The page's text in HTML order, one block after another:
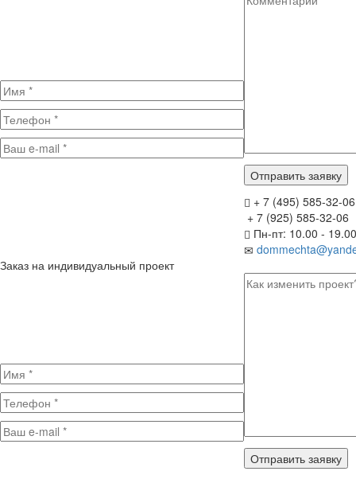
+ 7 (495) 585-32-06
+ 7 (925) 585-32-06
Пн-пт: 10.00 - 19.00
Заказ на индивидуальный проект